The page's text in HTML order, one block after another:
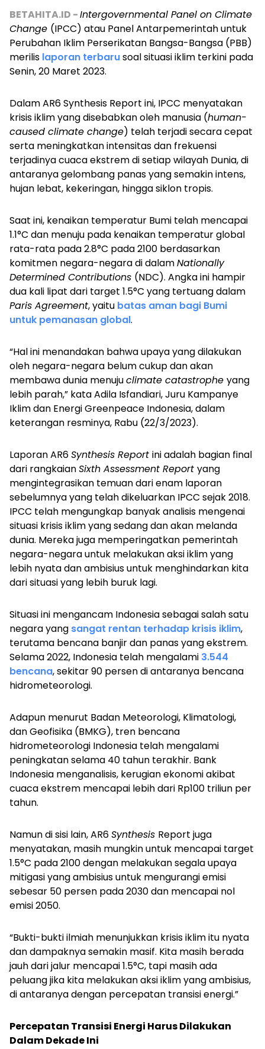
BETAHITA.ID -Intergovernmental Panel on Climate
Change (IPCC) atau Panel Antarpemerintah untuk
Perubahan Iklim Perserikatan Bangsa-Bangsa (PBB)
merilis laporan terbarusoal situasi iklim terkini pada
Senin, 20 Maret 2023.
Dalam AR6 Synthesis Report ini, IPCC menyatakan
krisis iklim yang disebabkan oleh manusia (human-
caused climate change) telah terjadi secara cepat
serta meningkatkan intensitas dan frekuensi
terjadinya cuaca ekstrem di setiap wilayah Dunia, di
antaranya gelombang panas yang semakin intens,
hujan lebat, kekeringan, hingga siklon tropis.
Saat ini, kenaikan temperatur Bumi telah mencapai
1.1°C dan menuju pada kenaikan temperatur global
rata-rata pada 2.8°C pada 2100 berdasarkan
komitmen negara-negara di dalamNationally
Determined Contributions (NDC). Angka ini hampir
dua kali lipat dari target 1.5°C yang tertuang dalam
Paris Agreement, yaitu batas aman bagi Bumi
untuk pemanasan global.
“Hal ini menandakan bahwa upaya yang dilakukan
oleh negara-negara belum cukup dan akan
membawa dunia menujuclimate catastrophe yang
lebih parah,” kata Adila Isfandiari, Juru Kampanye
Iklim dan Energi Greenpeace Indonesia, dalam
keterangan resminya, Rabu (22/3/2023).
Laporan AR6Synthesis Report ini adalah bagian final
dari rangkaianSixth Assessment Report yang
mengintegrasikan temuan dari enam laporan
sebelumnya yang telah dikeluarkan IPCC sejak 2018.
IPCC telah mengungkap banyak analisis mengenai
situasi krisis iklim yang sedang dan akan melanda
dunia. Mereka juga memperingatkan pemerintah
negara-negara untuk melakukan aksi iklim yang
lebih nyata dan ambisius untuk menghindarkan kita
dari situasi yang lebih buruk lagi.
Situasi ini mengancam Indonesia sebagai salah satu
negara yang sangat rentan terhadap krisis iklim,
terutama bencana banjir dan panas yang ekstrem.
Selama 2022, Indonesia telah mengalami 3.544
bencana, sekitar 90 persen di antaranya bencana
hidrometeorologi.
Adapun menurut Badan Meteorologi, Klimatologi,
dan Geofisika (BMKG), tren bencana
hidrometeorologi Indonesia telah mengalami
peningkatan selama 40 tahun terakhir. Bank
Indonesia menganalisis, kerugian ekonomi akibat
cuaca ekstrem mencapai lebih dari Rp100 triliun per
tahun.
Namun di sisi lain, AR6Synthesis Report juga
menyatakan, masih mungkin untuk mencapai target
1.5°C pada 2100 dengan melakukan segala upaya
mitigasi yang ambisius untuk mengurangi emisi
sebesar 50 persen pada 2030 dan mencapai nol
emisi 2050.
“Bukti-bukti ilmiah menunjukkan krisis iklim itu nyata
dan dampaknya semakin masif. Kita masih berada
jauh dari jalur mencapai 1.5°C, tapi masih ada
peluang jika kita melakukan aksi iklim yang ambisius,
di antaranya dengan percepatan transisi energi.”
Percepatan Transisi Energi Harus Dilakukan
Dalam Dekade Ini